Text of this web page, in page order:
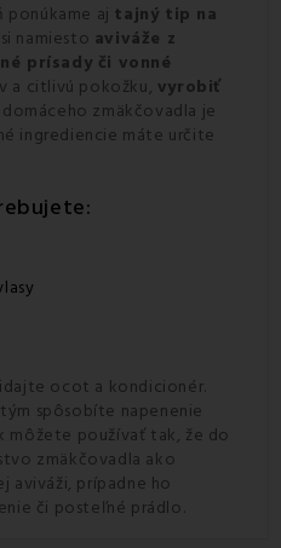
aj tajný tip na
namiesto aviváže z
prísady či vonné
a citlivú pokožku, vyrobiť
zmäkčovadla je
ingrediencie máte určite
ocot a kondicionér.
spôsobíte napenenie
používať tak, že do
zmäkčovadla ako
aviváži, prípadne ho
či posteľné prádlo.